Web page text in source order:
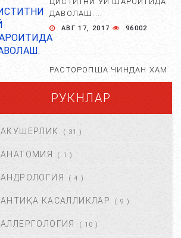
ДАВОЛАШ....
АВГ 17, 2017 96002
РАСТОРОПША ЧИНДАН ХАМ
ФОЙДАЛИМИ?...
АПР 25, 2021
ХОМИЛА ЖИНСИНИ
АНИҚЛАШНИНГ
НОСТАНДАРТ УСУЛЛАРИ....
АВГ 22, 2017
ХОМИЛА МУДДАТИНИ
АНИҚЛАШНИНГ ҚАНДАЙ
УСУЛЛАР БОР?...
РУКНЛАР
АКУШЕРЛИК ( 31 )
АНАТОМИЯ ( 1 )
АНДРОЛОГИЯ ( 4 )
АНТИҚА КАСАЛЛИКЛАР ( 9 )
АЛЛЕРГОЛОГИЯ ( 10 )